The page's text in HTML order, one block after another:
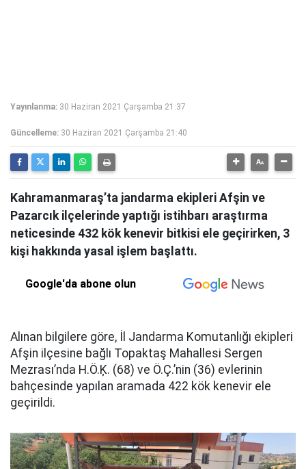
Yayınlanma: 30 Haziran 2021 Çarşamba 21:37
Güncelleme: 30 Haziran 2021 Çarşamba 21:40
Kahramanmaraş’ta jandarma ekipleri Afşin ve
Pazarcık ilçelerinde yaptığı istihbarı araştırma
neticesinde 432 kök kenevir bitkisi ele geçirirken, 3
kişi hakkında yasal işlem başlattı.
Google'da abone olun
Alınan bilgilere göre, İl Jandarma Komutanlığı ekipleri
Afşin ilçesine bağlı Topaktaş Mahallesi Sergen
Mezrası’nda H.Ö.Ķ. (68) ve Ö.Ç.’nin (36) evlerinin
bahçesinde yapılan aramada 422 kök kenevir ele
geçirildi.